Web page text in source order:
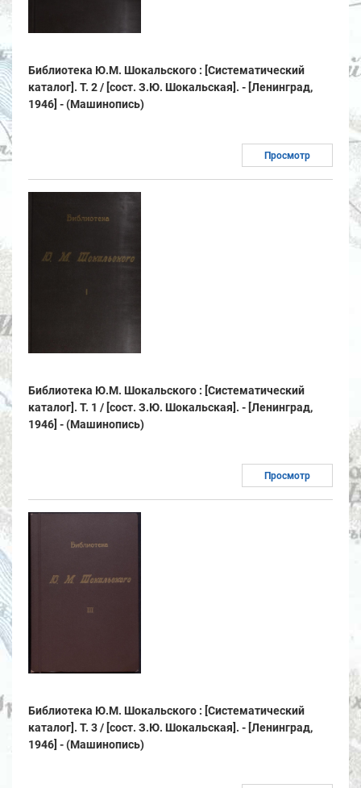
Библиотека Ю.М. Шокальского : [Систематический
каталог]. Т. 2 / [сост. З.Ю. Шокальская]. - [Ленинград,
1946] - (Машинопись)
Просмотр
Библиотека Ю.М. Шокальского : [Систематический
каталог]. Т. 1 / [сост. З.Ю. Шокальская]. - [Ленинград,
1946] - (Машинопись)
Просмотр
Библиотека Ю.М. Шокальского : [Систематический
каталог]. Т. 3 / [сост. З.Ю. Шокальская]. - [Ленинград,
1946] - (Машинопись)